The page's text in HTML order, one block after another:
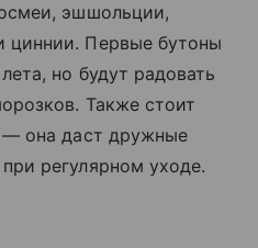
эшшольции,
циннии. Первые бутоны
но будут радовать
Также стоит
— она даст дружные
регулярном уходе.